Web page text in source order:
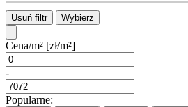
Usuń filtr Wybierz
Cena/m² [zł/m²]
-
Popularne: